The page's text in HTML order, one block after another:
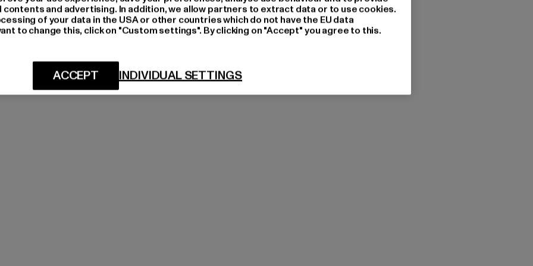
and advertising. In addition, we allow partners to extract data or to use cookies.
of your data in the USA or other countries which do not have the EU data
to change this, click on "Custom settings". By clicking on "Accept" you agree to this.
INDIVIDUAL SETTINGS
ACCEPT